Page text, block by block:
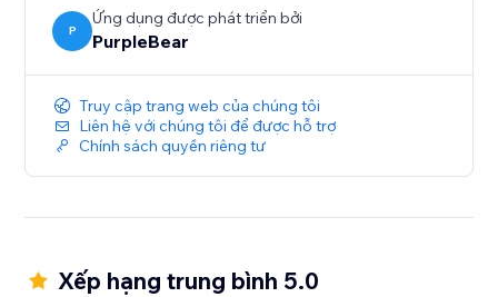
nữa.
Ứng dụng Mailchimp cung cấp một cách mượt mà và
hiệu quả để mở rộng danh sách email của bạn, tất cả
thông qua giao diện trực quan và tuyệt đẹp.
P
Ứng dụng được phát triển bởi
PurpleBear
Truy cập trang web của chúng tôi
Liên hệ với chúng tôi để được hỗ trợ
Chính sách quyền riêng tư
Xếp hạng trung bình 5.0